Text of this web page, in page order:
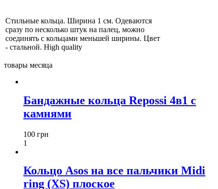
Стильные кольца. Ширина 1 см. Одеваются
сразу по несколько штук на палец, можно
соединять с кольцами меньшей ширины. Цвет
- стальной. High quality
товары месяца
Бандажные кольца Repossi 4в1 с
камнями
100 грн
1
Кольцо Asos на все пальчики Midi
ring (XS) плоское